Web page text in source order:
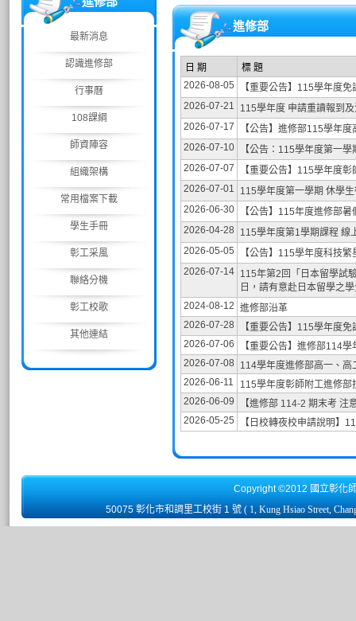
最新消息
認識進修部
行事曆
108課綱
師資陣容
組織架構
常用檔案下載
學生手冊
彰工采風
聯絡分機
彰工校歌
其他連結
進修部
日 期
標 題
2026-08-05
【重要公告】115學年度
2026-07-21
115學年度 申請重讀報到
2026-07-17
【公告】進修部115學年
2026-07-10
【公告：115學年度第一
2026-07-07
【重要公告】115學年度
2026-07-01
115學年度第一學期 休學
2026-06-30
【公告】115年度進修部
2026-04-28
115學年度第1學期課程 線
2026-05-05
【公告】115學年度科技
2026-07-14 115年第2回「日本留學試
日，請有意赴日本留學之
2024-08-12 進修部沿革
2026-07-28
【重要公告】115學年度
2026-07-06
【重要公告】進修部114
2026-07-08
114學年度進修部高一、高
2026-06-11
115學年度彰師附工進修
2026-06-09
【進修部 114-2 期末考 注
2026-05-25
【日校轉夜校申請說明】
Copyright ©2012 國立彰化
50075 彰化市和調里工校街 1 號 ( 1, Kung Hsiao Street,